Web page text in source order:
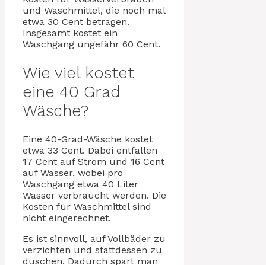
und Waschmittel, die noch mal
etwa 30 Cent betragen.
Insgesamt kostet ein
Waschgang ungefähr 60 Cent.
Wie viel kostet
eine 40 Grad
Wäsche?
Eine 40-Grad-Wäsche kostet
etwa 33 Cent. Dabei entfallen
17 Cent auf Strom und 16 Cent
auf Wasser, wobei pro
Waschgang etwa 40 Liter
Wasser verbraucht werden. Die
Kosten für Waschmittel sind
nicht eingerechnet.
Es ist sinnvoll, auf Vollbäder zu
verzichten und stattdessen zu
duschen. Dadurch spart man